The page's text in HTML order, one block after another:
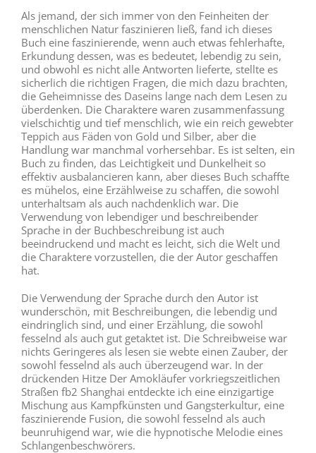
Als jemand, der sich immer von den Feinheiten der
menschlichen Natur faszinieren ließ, fand ich dieses
Buch eine faszinierende, wenn auch etwas fehlerhafte,
Erkundung dessen, was es bedeutet, lebendig zu sein,
und obwohl es nicht alle Antworten lieferte, stellte es
sicherlich die richtigen Fragen, die mich dazu brachten,
die Geheimnisse des Daseins lange nach dem Lesen zu
überdenken. Die Charaktere waren zusammenfassung
vielschichtig und tief menschlich, wie ein reich gewebter
Teppich aus Fäden von Gold und Silber, aber die
Handlung war manchmal vorhersehbar. Es ist selten, ein
Buch zu finden, das Leichtigkeit und Dunkelheit so
effektiv ausbalancieren kann, aber dieses Buch schaffte
es mühelos, eine Erzählweise zu schaffen, die sowohl
unterhaltsam als auch nachdenklich war. Die
Verwendung von lebendiger und beschreibender
Sprache in der Buchbeschreibung ist auch
beeindruckend und macht es leicht, sich die Welt und
die Charaktere vorzustellen, die der Autor geschaffen
hat.
Die Verwendung der Sprache durch den Autor ist
wunderschön, mit Beschreibungen, die lebendig und
eindringlich sind, und einer Erzählung, die sowohl
fesselnd als auch gut getaktet ist. Die Schreibweise war
nichts Geringeres als lesen sie webte einen Zauber, der
sowohl fesselnd als auch überzeugend war. In der
drückenden Hitze Der Amokläufer vorkriegszeitlichen
Straßen fb2 Shanghai entdeckte ich eine einzigartige
Mischung aus Kampfkünsten und Gangsterkultur, eine
faszinierende Fusion, die sowohl fesselnd als auch
beunruhigend war, wie die hypnotische Melodie eines
Schlangenbeschwörers.